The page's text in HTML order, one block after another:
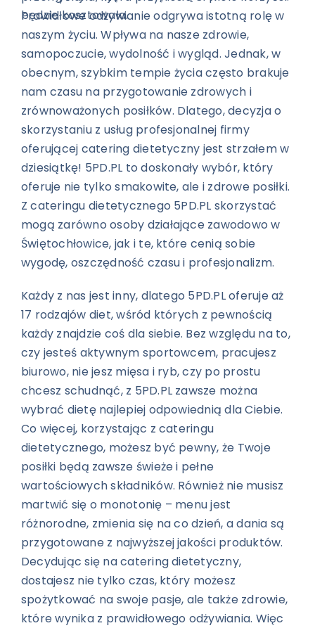
będzie kosztowała.
Prawidłowe odżywianie odgrywa istotną rolę w
naszym życiu. Wpływa na nasze zdrowie,
samopoczucie, wydolność i wygląd. Jednak, w
obecnym, szybkim tempie życia często brakuje
nam czasu na przygotowanie zdrowych i
zrównoważonych posiłków. Dlatego, decyzja o
skorzystaniu z usług profesjonalnej firmy
oferującej catering dietetyczny jest strzałem w
dziesiątkę! 5PD.PL to doskonały wybór, który
oferuje nie tylko smakowite, ale i zdrowe posiłki.
Z cateringu dietetycznego 5PD.PL skorzystać
mogą zarówno osoby działające zawodowo w
Świętochłowice, jak i te, które cenią sobie
wygodę, oszczędność czasu i profesjonalizm.
Każdy z nas jest inny, dlatego 5PD.PL oferuje aż
17 rodzajów diet, wśród których z pewnością
każdy znajdzie coś dla siebie. Bez względu na to,
czy jesteś aktywnym sportowcem, pracujesz
biurowo, nie jesz mięsa i ryb, czy po prostu
chcesz schudnąć, z 5PD.PL zawsze można
wybrać dietę najlepiej odpowiednią dla Ciebie.
Co więcej, korzystając z cateringu
dietetycznego, możesz być pewny, że Twoje
posiłki będą zawsze świeże i pełne
wartościowych składników. Również nie musisz
martwić się o monotonię – menu jest
różnorodne, zmienia się na co dzień, a dania są
przygotowane z najwyższej jakości produktów.
Decydując się na catering dietetyczny,
dostajesz nie tylko czas, który możesz
spożytkować na swoje pasje, ale także zdrowie,
które wynika z prawidłowego odżywiania. Więc